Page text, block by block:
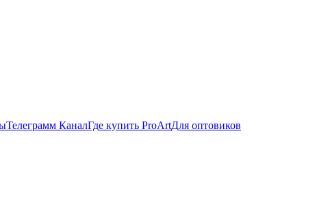
Телеграмм КаналГде купить ProArtДля оптовиков